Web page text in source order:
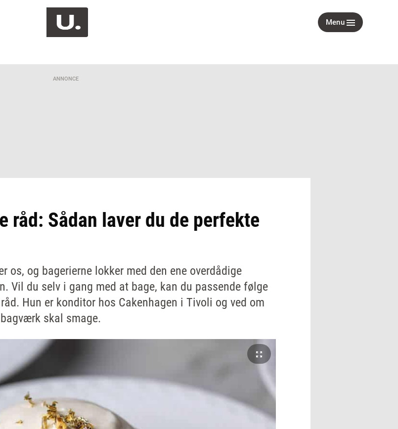
Menu
ANNONCE
råd: Sådan laver du de perfekte
os, og bagerierne lokker med den ene overdådige
Vil du selv i gang med at bage, kan du passende følge
Hun er konditor hos Cakenhagen i Tivoli og ved om
skal smage.